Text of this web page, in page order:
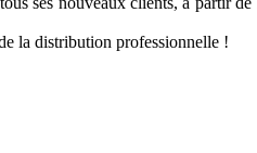
la distribution professionnelle !